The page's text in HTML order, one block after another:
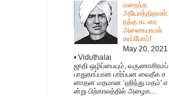
மறைந்த
அயோத்திதாசர்
தந்த சுடரை
அணையாமல்
காப்போம்!
May 20, 2021
• Viduthalai
ஜாதி ஒழிப்பையும், வருணாசிரமப்
பாதுகாப்பான பார்ப்பன வைதீக ச
னாதன மதமான ‘ஹிந்து மதம்' எ
ன்று பிற்காலத்தில் அழைக...